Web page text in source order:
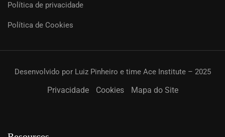
Política de privacidade
Política de Cookies
Desenvolvido por Luiz Pinheiro e time Ace Institute – 2025
Privacidade Cookies Mapa do Site